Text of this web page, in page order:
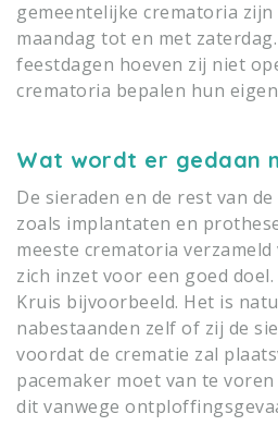
gemeentelijke crematoria zijn
maandag tot en met
feestdagen hoeven zij niet
crematoria bepalen hun
Wat wordt er gedaan
De sieraden en de rest van
zoals implantaten en
meeste crematoria
zich inzet voor een goed
Kruis bijvoorbeeld. Het is
nabestaanden zelf of zij de
voordat de crematie zal
pacemaker moet van te
dit vanwege